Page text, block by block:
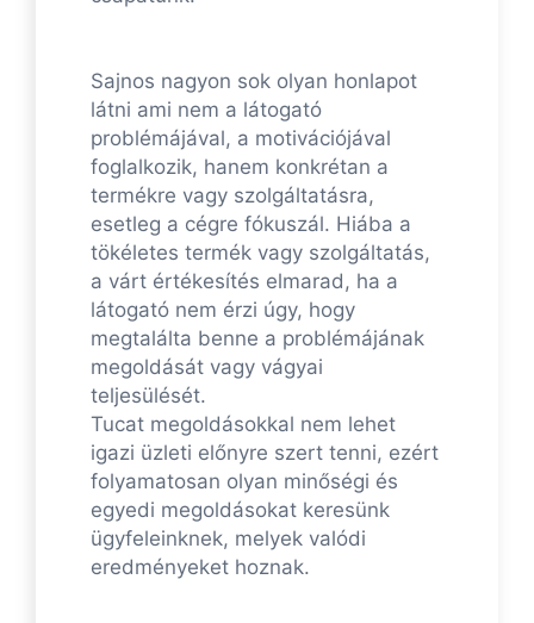
Sajnos nagyon sok olyan honlapot
látni ami nem a látogató
problémájával, a motivációjával
foglalkozik, hanem konkrétan a
termékre vagy szolgáltatásra,
esetleg a cégre fókuszál. Hiába a
tökéletes termék vagy szolgáltatás,
a várt értékesítés elmarad, ha a
látogató nem érzi úgy, hogy
megtalálta benne a problémájának
megoldását vagy vágyai
teljesülését.
Tucat megoldásokkal nem lehet
igazi üzleti előnyre szert tenni, ezért
folyamatosan olyan minőségi és
egyedi megoldásokat keresünk
ügyfeleinknek, melyek valódi
eredményeket hoznak.